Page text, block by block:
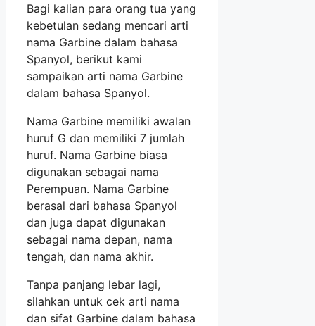
Bagi kalian para orang tua yang
kebetulan sedang mencari arti
nama Garbine dalam bahasa
Spanyol, berikut kami
sampaikan arti nama Garbine
dalam bahasa Spanyol.
Nama Garbine memiliki awalan
huruf G dan memiliki 7 jumlah
huruf. Nama Garbine biasa
digunakan sebagai nama
Perempuan. Nama Garbine
berasal dari bahasa Spanyol
dan juga dapat digunakan
sebagai nama depan, nama
tengah, dan nama akhir.
Tanpa panjang lebar lagi,
silahkan untuk cek arti nama
dan sifat Garbine dalam bahasa